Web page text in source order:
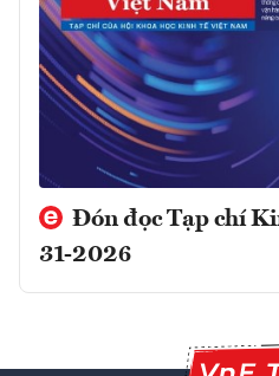
Đón đọc Tạp chí
31-2026